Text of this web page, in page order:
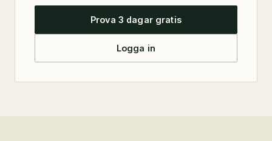
Prova 3 dagar gratis
Logga in